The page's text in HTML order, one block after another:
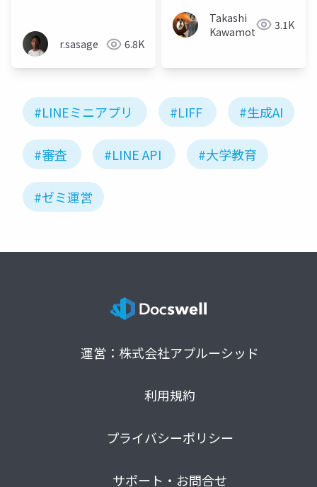
r.sasage 6.8K
Takashi
Kawamoto
3.1K
#LINEミニアプリ #LIFF #生成AI
#審査 #LINE API #大学教育
#ゼミ運営
運営：株式会社アプルーシッド
利用規約
プライバシーポリシー
サポート・お問合せ